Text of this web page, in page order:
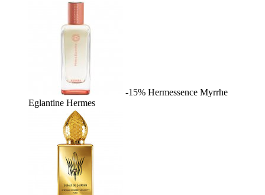
-15% Hermessence Myrrhe
Eglantine Hermes